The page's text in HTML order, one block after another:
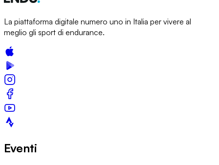
La piattaforma digitale numero uno in Italia per vivere al
meglio gli sport di endurance.
Eventi